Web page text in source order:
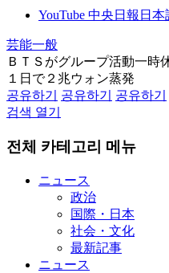
YouTube 中央日報日本
芸能一般
ＢＴＳがグループ活動一
１日で２兆ウォン蒸発
공유하기
공유하기
공유하기
검색 열기
전체 카테고리 메뉴
ニュース
政治
国際・日本
社会・文化
最新記事
ニュース